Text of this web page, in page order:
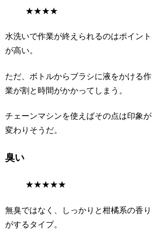
★★★★
水洗いで作業が終えられるのはポイント
が高い。
ただ、ボトルからブラシに液をかける作
業が割と時間がかかってしまう。
チェーンマシンを使えばその点は印象が
変わりそうだ。
臭い
★★★★★
無臭ではなく、しっかりと柑橘系の香り
がするタイプ。